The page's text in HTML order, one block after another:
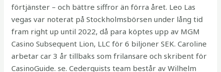
förtjänster – och bättre siffror än förra året. Leo Las
vegas var noterat på Stockholmsbörsen under lång tid
fram right up until 2022, då para köptes upp av MGM
Casino Subsequent Lion, LLC för 6 biljoner SEK. Caroline
arbetar car 3 år tillbaks som frilansare och skribent för
CasinoGuide. se. Cederquists team består av Wilhelm